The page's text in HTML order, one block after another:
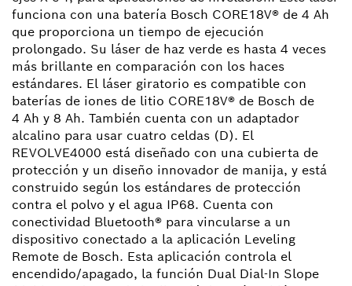
funciona con una batería Bosch CORE18V® de 4 Ah
que proporciona un tiempo de ejecución
prolongado. Su láser de haz verde es hasta 4 veces
más brillante en comparación con los haces
estándares. El láser giratorio es compatible con
baterías de iones de litio CORE18V® de Bosch de
4 Ah y 8 Ah. También cuenta con un adaptador
alcalino para usar cuatro celdas (D). El
REVOLVE4000 está diseñado con una cubierta de
protección y un diseño innovador de manija, y está
construido según los estándares de protección
contra el polvo y el agua IP68. Cuenta con
conectividad Bluetooth® para vincularse a un
dispositivo conectado a la aplicación Leveling
Remote de Bosch. Esta aplicación controla el
encendido/apagado, la función Dual Dial-In Slope